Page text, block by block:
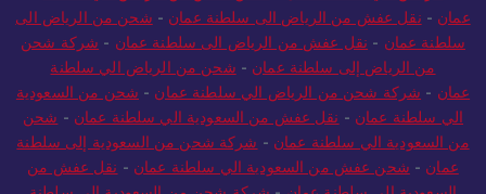
عمان - نقل عفش من الرياض الى سلطنة عمان - شحن من الرياض الى
سلطنة عمان - نقل عفش من الرياض الى سلطنة عمان - شركة شحن
من الرياض إلى سلطنة عمان - شحن من الرياض الي سلطنة
عمان - شركة شحن من الرياض الي سلطنة عمان - شحن من السعودية
الي سلطنة عمان - نقل عفش من السعودية الي سلطنة عمان - شحن
من السعودية الي سلطنة عمان - شركة شحن من السعودية إلى سلطنة
عمان - شحن عفش من السعودية الي سلطنة عمان - نقل عفش من